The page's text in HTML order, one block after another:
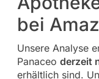
bei
Unsere Analyse
Panaceo derzeit
erhältlich sind.